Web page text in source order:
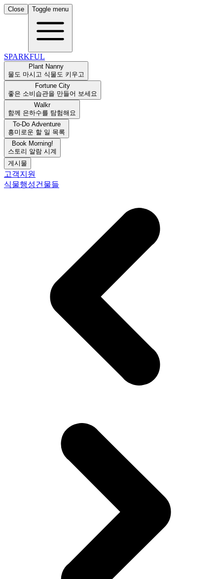
Close Toggle menu
SPARKFUL
Plant Nanny
물도 마시고 식물도 키우고
Fortune City
좋은 소비습관을 만들어 보세요
Walkr
함께 은하수를 탐험해요
To-Do Adventure
흥미로운 할 일 목록
Book Morning!
스토리 알람 시계
게시물
고객지원
식물행성건물들